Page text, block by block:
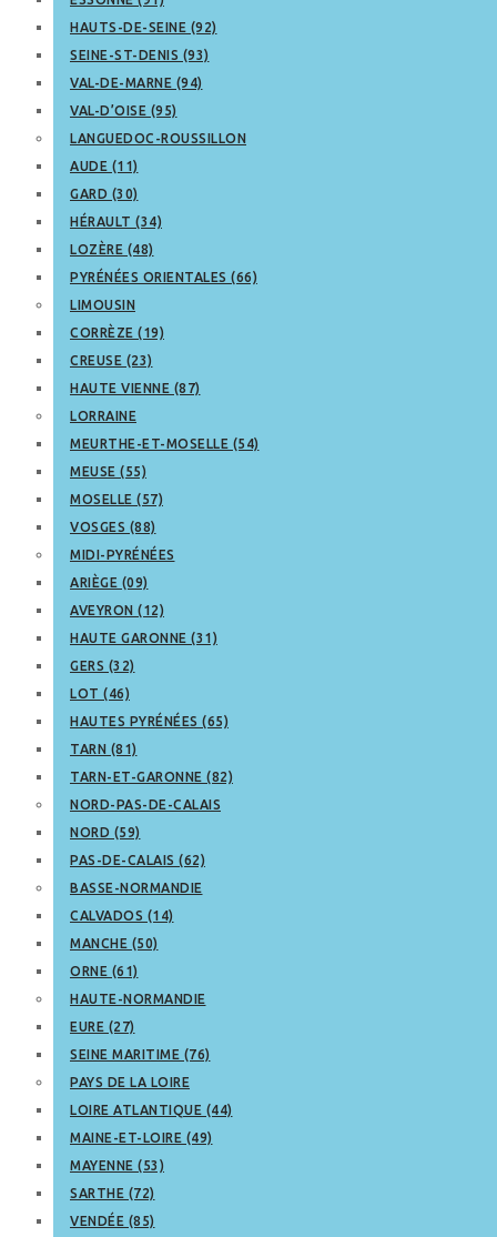
HAUTS-DE-SEINE (92)
SEINE-ST-DENIS (93)
VAL-DE-MARNE (94)
VAL-D’OISE (95)
LANGUEDOC-ROUSSILLON
AUDE (11)
GARD (30)
HÉRAULT (34)
LOZÈRE (48)
PYRÉNÉES ORIENTALES (66)
LIMOUSIN
CORRÈZE (19)
CREUSE (23)
HAUTE VIENNE (87)
LORRAINE
MEURTHE-ET-MOSELLE (54)
MEUSE (55)
MOSELLE (57)
VOSGES (88)
MIDI-PYRÉNÉES
ARIÈGE (09)
AVEYRON (12)
HAUTE GARONNE (31)
GERS (32)
LOT (46)
HAUTES PYRÉNÉES (65)
TARN (81)
TARN-ET-GARONNE (82)
NORD-PAS-DE-CALAIS
NORD (59)
PAS-DE-CALAIS (62)
BASSE-NORMANDIE
CALVADOS (14)
MANCHE (50)
ORNE (61)
HAUTE-NORMANDIE
EURE (27)
SEINE MARITIME (76)
PAYS DE LA LOIRE
LOIRE ATLANTIQUE (44)
MAINE-ET-LOIRE (49)
MAYENNE (53)
SARTHE (72)
VENDÉE (85)